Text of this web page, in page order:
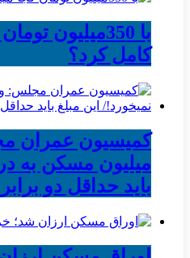
با 350میلیون
کامل کرد؟
میلیون مسکن به
باید حداقل دو